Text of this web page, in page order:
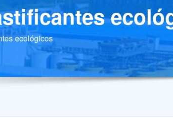
ecológicos